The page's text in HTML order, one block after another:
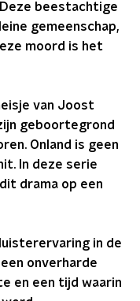
beestachtige
gemeenschap,
moord is het
van Joost
geboortegrond
Onland is geen
In deze serie
drama op een
in de
onverharde
en een tijd waarin